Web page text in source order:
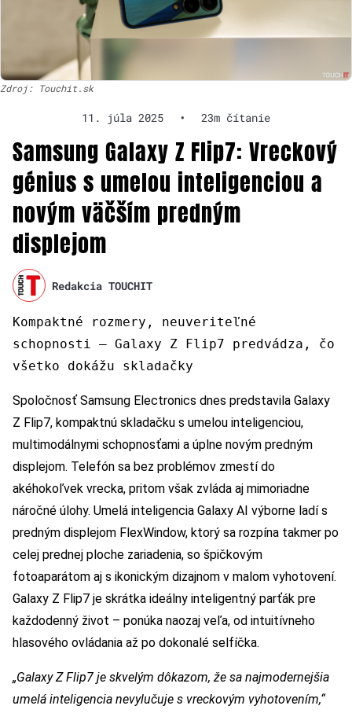
Zdroj: Touchit.sk
11. júla 2025 • 23m čítanie
Samsung Galaxy Z Flip7: Vreckový
génius s umelou inteligenciou a
novým väčším predným
displejom
Redakcia TOUCHIT
Kompaktné rozmery, neuveriteľné
schopnosti – Galaxy Z Flip7 predvádza, čo
všetko dokážu skladačky
Spoločnosť Samsung Electronics dnes predstavila Galaxy
Z Flip7, kompaktnú skladačku s umelou inteligenciou,
multimodálnymi schopnosťami a úplne novým predným
displejom. Telefón sa bez problémov zmestí do
akéhokoľvek vrecka, pritom však zvláda aj mimoriadne
náročné úlohy. Umelá inteligencia Galaxy AI výborne ladí s
predným displejom FlexWindow, ktorý sa rozpína takmer po
celej prednej ploche zariadenia, so špičkovým
fotoaparátom aj s ikonickým dizajnom v malom vyhotovení.
Galaxy Z Flip7 je skrátka ideálny inteligentný parťák pre
každodenný život – ponúka naozaj veľa, od intuitívneho
hlasového ovládania až po dokonalé selfíčka.
„Galaxy Z Flip7 je skvelým dôkazom, že sa najmodernejšia
umelá inteligencia nevylučuje s vreckovým vyhotovením,“